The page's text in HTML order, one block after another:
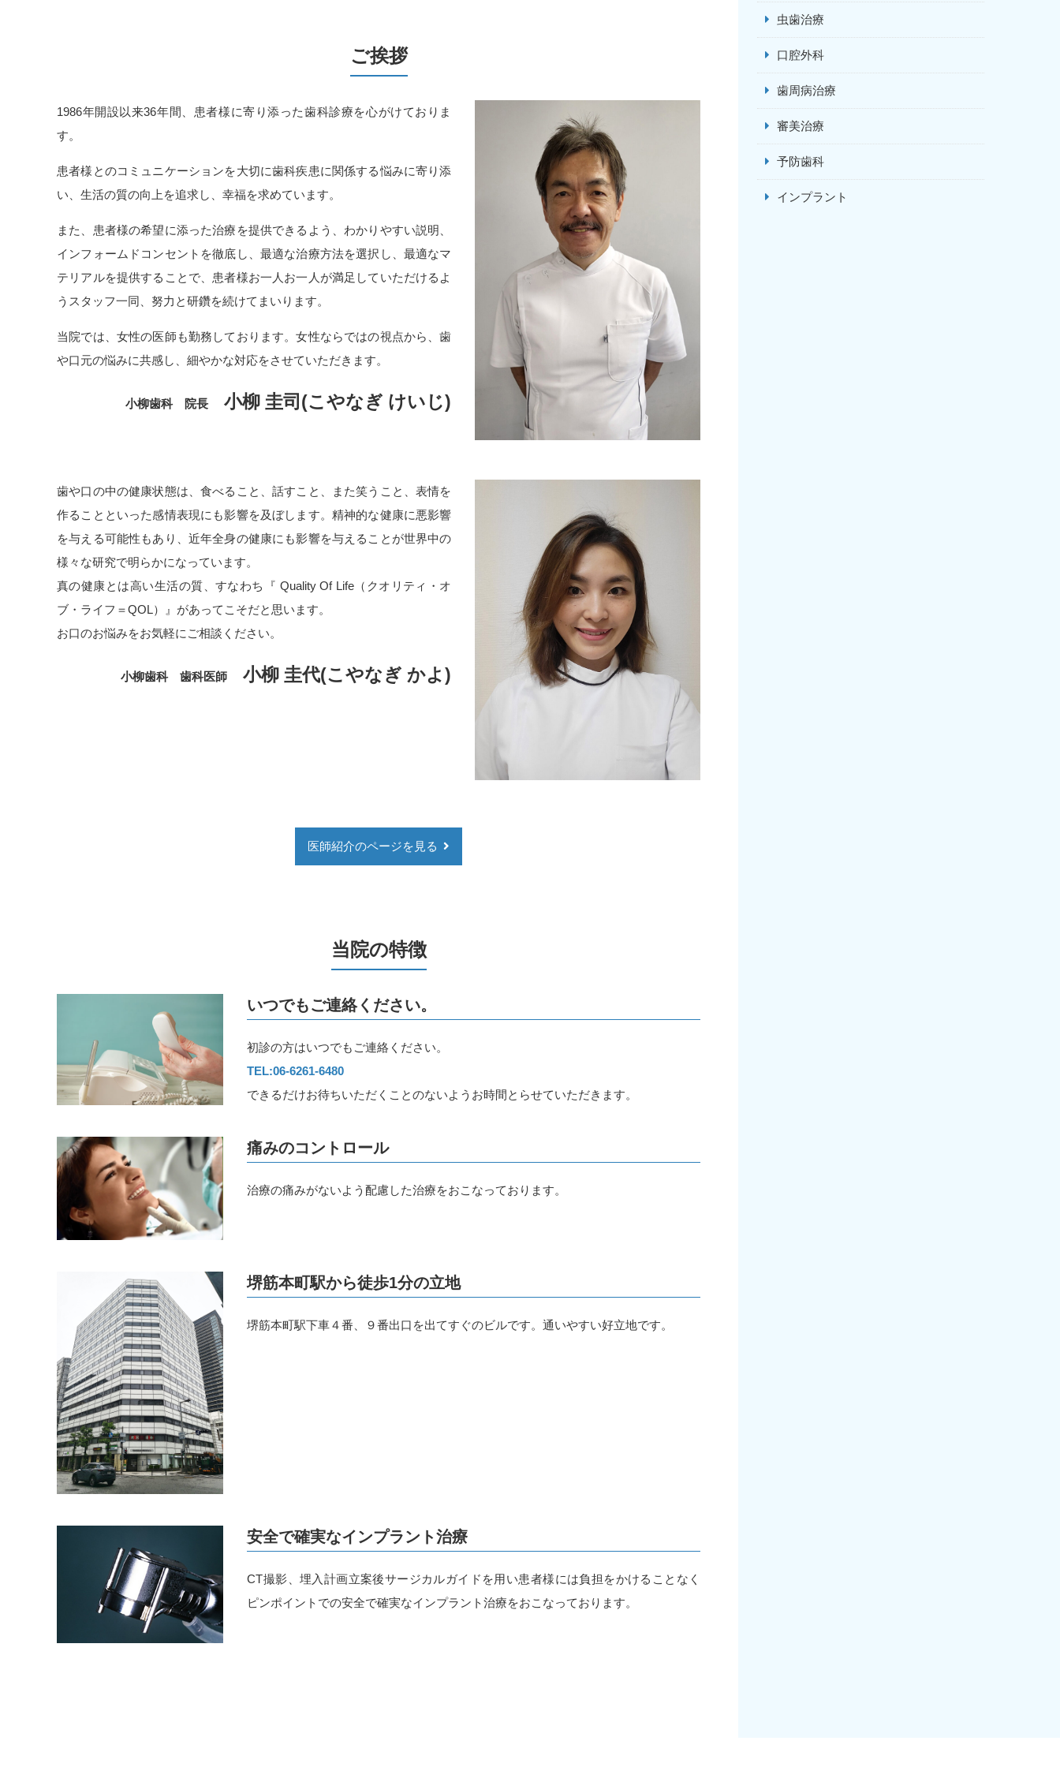
5月のお休み。
よろしくお願いします。
一般のお知らせ
1月31日土曜日お休みさせていただきます。
お正月のお休みは12月29日午後から1月4日まで。
1月5日から診療を始めます。
宜しくお願いいたします。
2025.11.07 一般のお知らせ
今月のお休み。
今月11月は29日（土曜日）休診いたします。
8月13日(水)から17日(日)までお休みさせていただきます。
2025.04.01 一般のお知らせ
5月のお休み。
宜しくお願いいたします。
2024.12.05 一般のお知らせ
お正月のお休みは12月27日午後から1月5日まで。
1月6日から診療を始めます。
宜しくお願いいたします。
2024.07.08 一般のお知らせ
お盆休み。
8月11日（日曜日）から18日（日曜日）まで休診いたします。
宜しくお願いいたします。
7月のお休み
7月27日（土曜日) はお休みさせていただきます。
宜しくお願いいたします。
ご挨拶
1986年開設以来36年間、患者様に寄り添った歯科診療を心がけておりま
す。
患者様とのコミュニケーションを大切に歯科疾患に関係する悩みに寄り添
い、生活の質の向上を追求し、幸福を求めています。
また、患者様の希望に添った治療を提供できるよう、わかりやすい説明、
インフォームドコンセントを徹底し、最適な治療方法を選択し、最適なマ
テリアルを提供することで、患者様お一人お一人が満足していただけるよ
うスタッフ一同、努力と研鑽を続けてまいります。
当院では、女性の医師も勤務しております。女性ならではの視点から、歯
や口元の悩みに共感し、細やかな対応をさせていただきます。
小柳歯科 院長 小柳 圭司(こやなぎ けいじ)
歯や口の中の健康状態は、食べること、話すこと、また笑うこと、表情を
作ることといった感情表現にも影響を及ぼします。精神的な健康に悪影響
を与える可能性もあり、近年全身の健康にも影響を与えることが世界中の
様々な研究で明らかになっています。
真の健康とは高い生活の質、すなわち『 Quality Of Life（クオリティ・オ
ブ・ライフ＝QOL）』があってこそだと思います。
お口のお悩みをお気軽にご相談ください。
小柳歯科 歯科医師 小柳 圭代(こやなぎ かよ)
医師紹介のページを見る
当院の特徴
いつでもご連絡ください。
初診の方はいつでもご連絡ください。
TEL:06-6261-6480
できるだけお待ちいただくことのないようお時間とらせていただきます。
痛みのコントロール
治療の痛みがないよう配慮した治療をおこなっております。
堺筋本町駅から徒歩1分の立地
堺筋本町駅下車４番、９番出口を出てすぐのビルです。通いやすい好立地です。
安全で確実なインプラント治療
CT撮影、埋入計画立案後サージカルガイドを用い患者様には負担をかけることなく
ピンポイントでの安全で確実なインプラント治療をおこなっております。
虫歯治療
口腔外科
歯周病治療
審美治療
予防歯科
インプラント